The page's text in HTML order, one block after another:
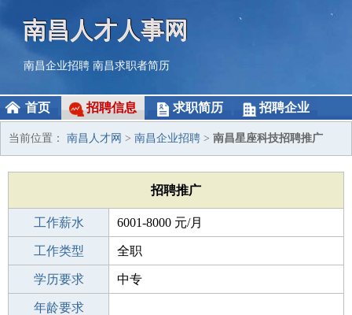
南昌人才人事网
南昌企业招聘 南昌求职者简历
首页 招聘信息 求职简历 招聘企业
当前位置： 南昌人才网 > 南昌企业招聘 > 南昌星座科技招聘推广
招聘推广
工作薪水 6001-8000 元/月
招聘人数 4人
工作类型 全职
性别要求 -
学历要求 中专
工作经验
年龄要求